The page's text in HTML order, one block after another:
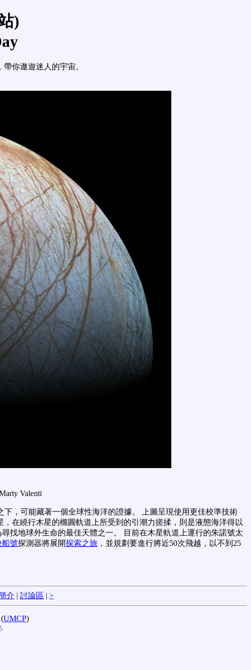
)
你遨遊迷人的宇宙。
Valenti
，可能藏著一個全球性海洋的證據。 上圖呈現使用更佳校準技術
，在繞行木星的橢圓軌道上所受到的引潮力搓揉，則是液態海洋得以
尋找地球外生命的最佳天體之一。 目前在木星軌道上運行的朱諾號太
船號探測器將展開探索之旅 ，並規劃要進行將近50次飛越，以不到25
介 | 討論區 | >
(UMCP)
.